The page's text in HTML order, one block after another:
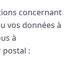
concernant
vos données à
à
: